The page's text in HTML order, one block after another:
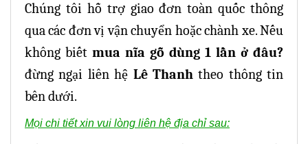
Chúng tôi hỗ trợ giao đơn toàn quốc thông
qua các đơn vị vận chuyển hoặc chành xe. Nếu
không biết mua nĩa gỗ dùng 1 lần ở đâu?
đừng ngại liên hệ Lê Thanhtheo thông tin
bên dưới.
Mọi chi tiết xin vui lòng liên hệ địa chỉ sau: